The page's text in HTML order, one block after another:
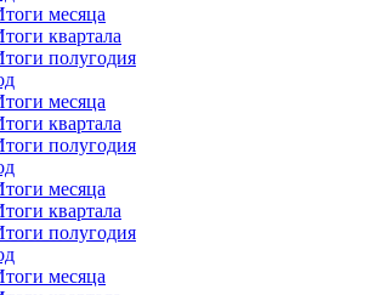
месяца
квартала
полугодия
месяца
квартала
полугодия
месяца
квартала
полугодия
месяца